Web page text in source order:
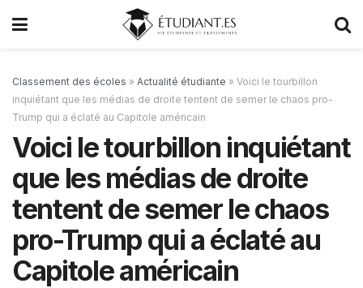
Classement des écoles » Actualité étudiante » Voici le tourbillon
inquiétant que les médias de droite tentent de semer le chaos pro-
Trump qui a éclaté au Capitole américain
Voici le tourbillon inquiétant
que les médias de droite
tentent de semer le chaos
pro-Trump qui a éclaté au
Capitole américain